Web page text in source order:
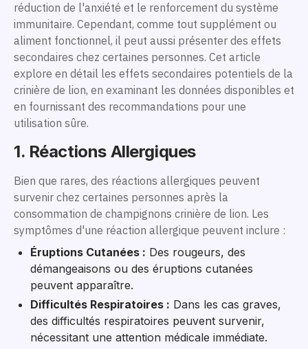
réduction de l'anxiété et le renforcement du système
immunitaire. Cependant, comme tout supplément ou
aliment fonctionnel, il peut aussi présenter des effets
secondaires chez certaines personnes. Cet article
explore en détail les effets secondaires potentiels de la
crinière de lion, en examinant les données disponibles et
en fournissant des recommandations pour une
utilisation sûre.
1. Réactions Allergiques
Bien que rares, des réactions allergiques peuvent
survenir chez certaines personnes après la
consommation de champignons crinière de lion. Les
symptômes d'une réaction allergique peuvent inclure :
Éruptions Cutanées : Des rougeurs, des
démangeaisons ou des éruptions cutanées
peuvent apparaître.
Difficultés Respiratoires : Dans les cas graves,
des difficultés respiratoires peuvent survenir,
nécessitant une attention médicale immédiate.